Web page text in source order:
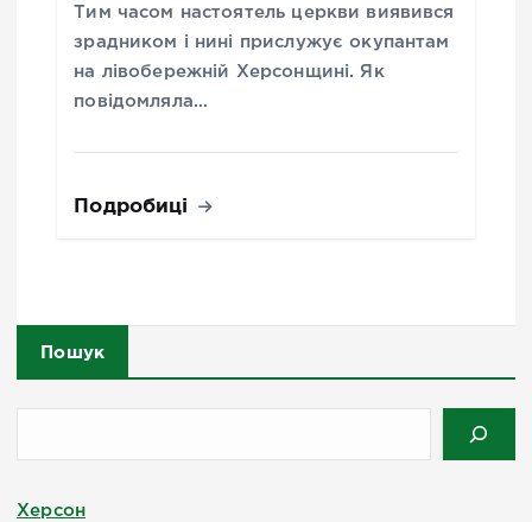
Тим часом настоятель церкви виявився
зрадником і нині прислужує окупантам
на лівобережній Херсонщині. Як
повідомляла…
Подробиці
Пошук
Херсон